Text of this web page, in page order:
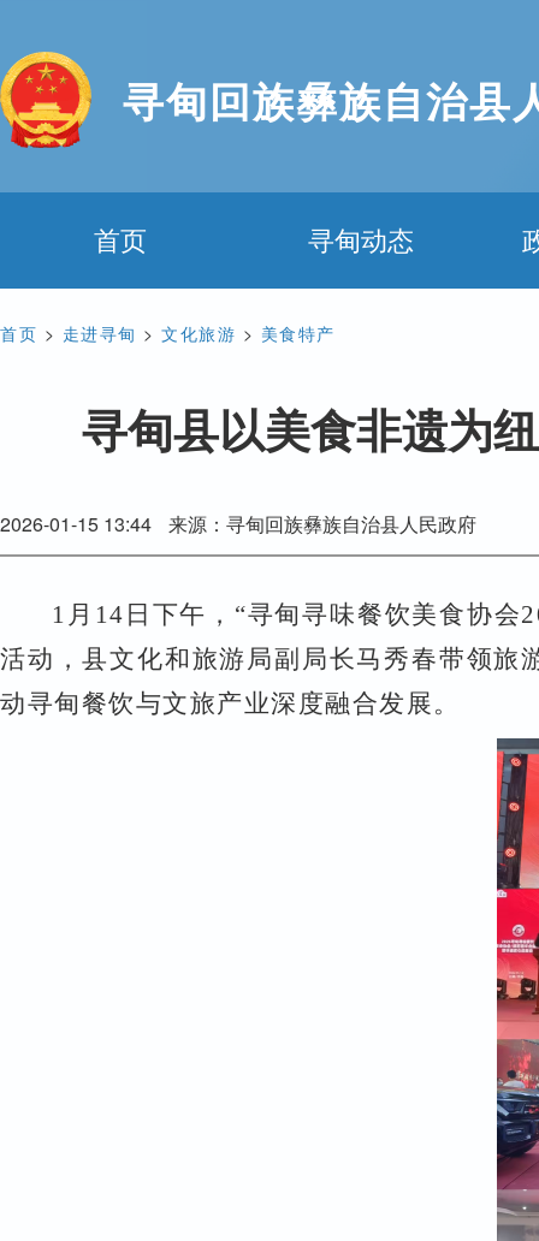
寻甸回族彝族自治县
首页 寻甸动态
首页 > 走进寻甸 > 文化旅游 > 美食特产
寻甸县以美食非遗为
2026-01-15 13:44 来源：寻甸回族彝族自治县人民政府
1 月 14 日下午， “寻甸寻味餐饮美食协会
活动，县文化和旅游局副局长马秀春带领旅
动寻甸餐饮与文旅产业深度融合发展。